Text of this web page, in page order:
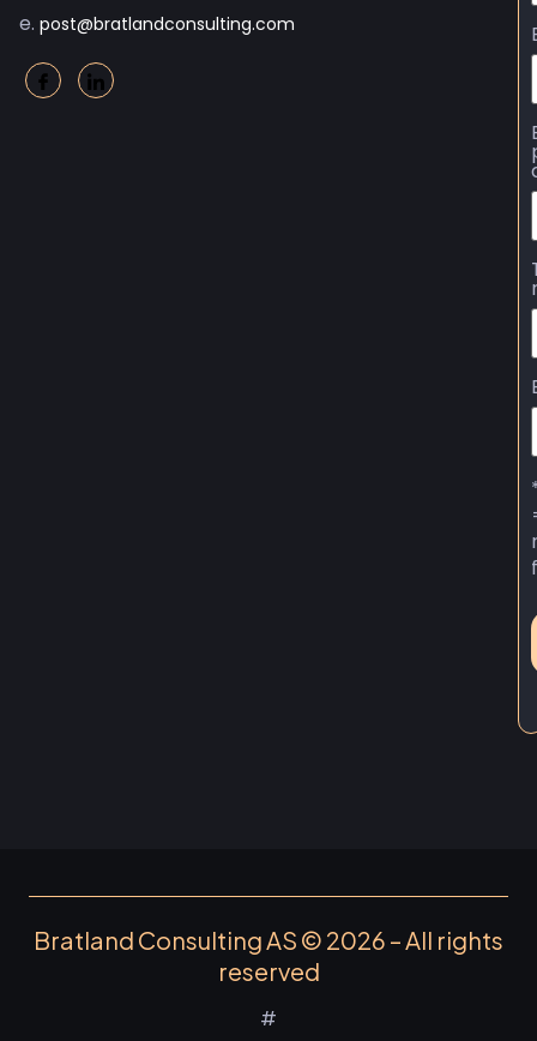
e. post@bratlandconsulting.com
Bratland Consulting AS © 2026 – All rights
reserved
#